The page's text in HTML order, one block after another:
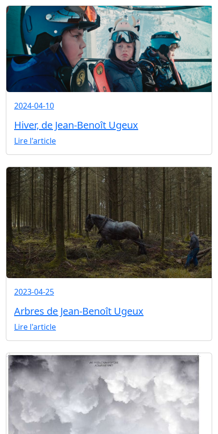
2024-04-10
Hiver, de Jean-Benoît Ugeux
Lire l'article
2023-04-25
Arbres de Jean-Benoît Ugeux
Lire l'article